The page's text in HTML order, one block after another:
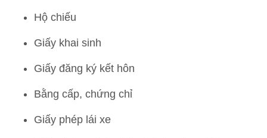
Hộ chiếu
Giấy khai sinh
Giấy đăng ký kết hôn
Bằng cấp, chứng chỉ
Giấy phép lái xe